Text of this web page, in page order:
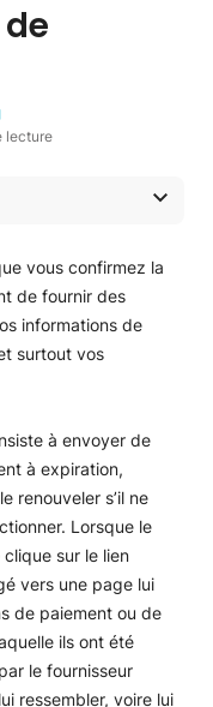
lecture
un courriel
vous confirmez la
de fournir des
informations de
surtout vos
à envoyer de
à expiration,
renouveler s’il ne
Lorsque le
sur le lien
vers une page lui
de paiement ou de
ils ont été
le fournisseur
ressembler, voire lui